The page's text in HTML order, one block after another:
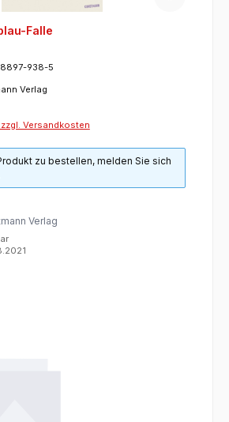
Falle
938-5
Verlag
Versandkosten
zu bestellen, melden Sie sich
Verlag